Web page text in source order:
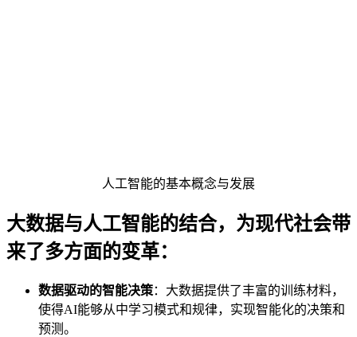
人工智能的基本概念与发展
大数据与人工智能的结合， 为现代社会带
来了多方面的变革：
数据驱动的智能决策：大数据提供了丰富的训练材料，
使得AI能够从中学习模式和规律，实现智能化的决策和
预测。